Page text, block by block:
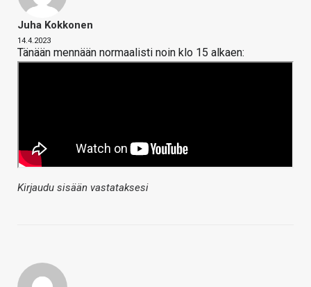
Juha Kokkonen
14.4.2023
Tänään mennään normaalisti noin klo 15 alkaen:
Kirjaudu sisään vastataksesi